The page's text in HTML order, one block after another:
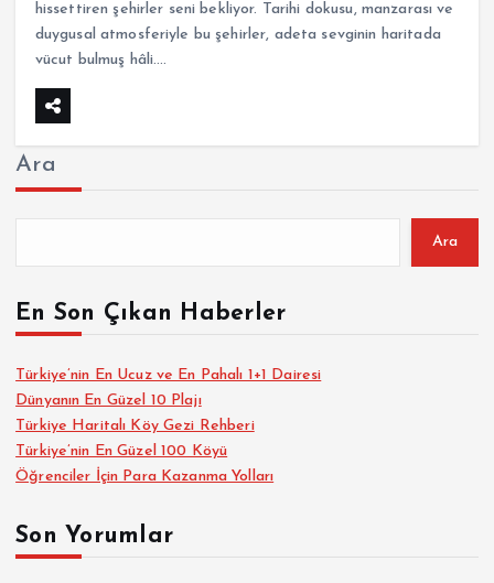
hissettiren şehirler seni bekliyor. Tarihi dokusu, manzarası ve
duygusal atmosferiyle bu şehirler, adeta sevginin haritada
vücut bulmuş hâli.…
Ara
Ara
En Son Çıkan Haberler
Türkiye’nin En Ucuz ve En Pahalı 1+1 Dairesi
Dünyanın En Güzel 10 Plajı
Türkiye Haritalı Köy Gezi Rehberi
Türkiye’nin En Güzel 100 Köyü
Öğrenciler İçin Para Kazanma Yolları
Son Yorumlar